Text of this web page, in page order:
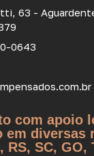
63 -
0643
com apoio
em diversas
RS, SC, GO,